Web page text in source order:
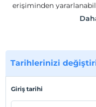
erişiminden
bulunur. Tüm odalar
ile donatılmıştır.
Odadan şehir ve bahçe
Eliz Hotel'in 24 saat
hizmetinizdedir.
erişiminden
Tarihlerinizi
Giriş tarihi